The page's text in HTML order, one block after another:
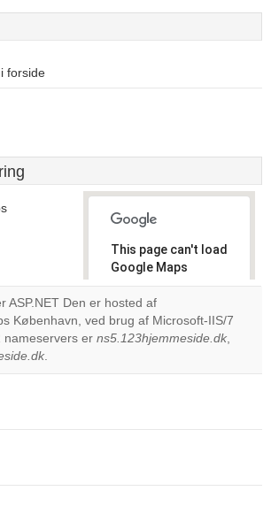
forside
This page can't load
Google Maps
correctly.
Do you
own this
OK
ASP.NET Den er hosted af
København, ved brug af Microsoft-IIS/7
nameservers er ns5.123hjemmeside.dk,
.